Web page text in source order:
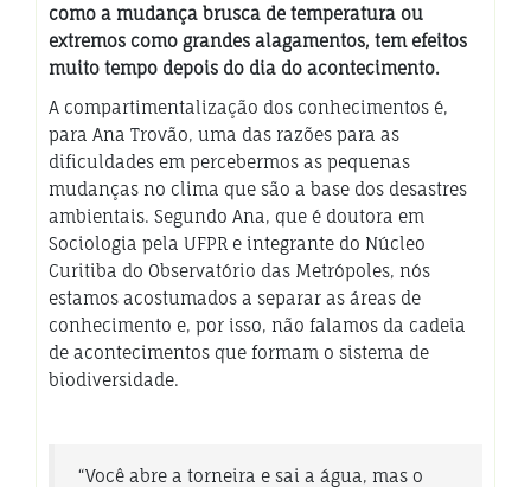
como a mudança brusca de temperatura ou
extremos como grandes alagamentos, tem efeitos
muito tempo depois do dia do acontecimento.
A compartimentalização dos conhecimentos é,
para Ana Trovão, uma das razões para as
dificuldades em percebermos as pequenas
mudanças no clima que são a base dos desastres
ambientais. Segundo Ana, que é doutora em
Sociologia pela UFPR e integrante do Núcleo
Curitiba do Observatório das Metrópoles, nós
estamos acostumados a separar as áreas de
conhecimento e, por isso, não falamos da cadeia
de acontecimentos que formam o sistema de
biodiversidade.
“Você abre a torneira e sai a água, mas o